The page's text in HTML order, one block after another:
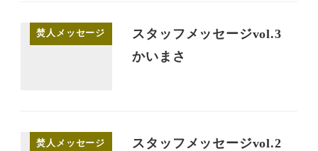
焚人メッセージ
スタッフメッセージvol.3
かいまさ
焚人メッセージ
スタッフメッセージvol.2